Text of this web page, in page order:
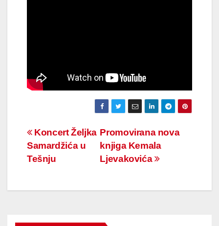
Navigacija
članaka
Promovirana nova
knjiga Kemala
Ljevakovića
Koncert Željka
Samardžića u
Tešnju